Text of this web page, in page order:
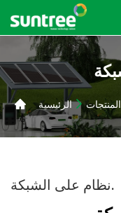
الرئيسية المنتجات
نظام على الشبكة.